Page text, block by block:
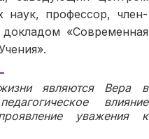
наук, профессор, член-
«Современная
являются Вера в
влияние
уважения к